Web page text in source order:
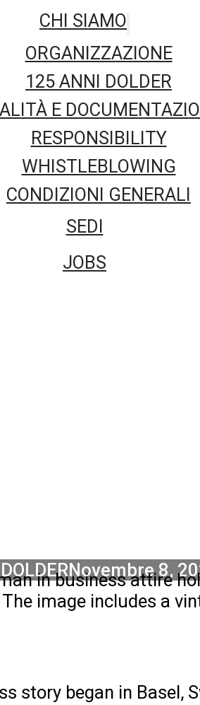
CHI SIAMO
ORGANIZZAZIONE
125 ANNI DOLDER
E
RESPONSIBILITY
WHISTLEBLOWING
CONDIZIONI GENERALI
SEDI
JOBS
Novembre 8,
story began in Basel,